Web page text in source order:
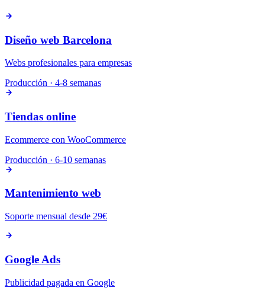
Diseño web Barcelona
Webs profesionales para empresas
Producción · 4-8 semanas
Tiendas online
Ecommerce con WooCommerce
Producción · 6-10 semanas
Mantenimiento web
Soporte mensual desde 29€
Google Ads
Publicidad pagada en Google